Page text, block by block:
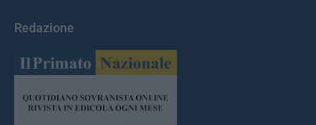
Redazione